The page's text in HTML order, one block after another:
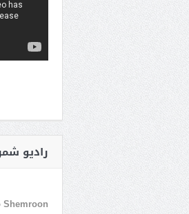
رادیو
Shemroon